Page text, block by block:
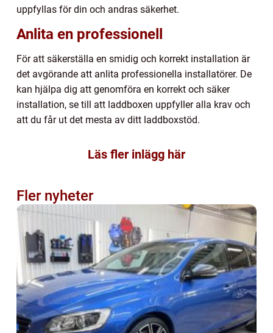
uppfyllas för din och andras säkerhet.
Anlita en professionell
För att säkerställa en smidig och korrekt installation är
det avgörande att anlita professionella installatörer. De
kan hjälpa dig att genomföra en korrekt och säker
installation, se till att laddboxen uppfyller alla krav och
att du får ut det mesta av ditt laddboxstöd.
Läs fler inlägg här
Fler nyheter